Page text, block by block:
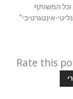
המשותף
אינטגרטיבי".
Rate this